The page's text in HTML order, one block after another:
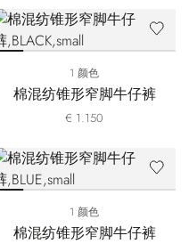
1 颜色
棉混纺锥形窄脚牛仔裤
€ 1.150
1 颜色
棉混纺锥形窄脚牛仔裤